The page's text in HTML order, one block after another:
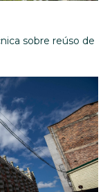
sobre reúso de